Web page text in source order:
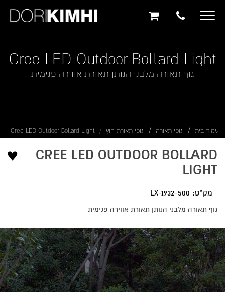
נגישות
ראשי
ראשיToggle
Cree LED Outdoor Bollard Light
גוף תאורה מלבני הנותן תאורת אווירה פנימית
עמוד בית גופי תאורה גופי תאורת חוץ Cree LED Outdoor Bollard Light
CREE LED OUTDOOR BOLLARD
LIGHT
מק"ט: LX-1932-500
גוף תאורה מלבני הנותן תאורת אווירה פנימית
♥